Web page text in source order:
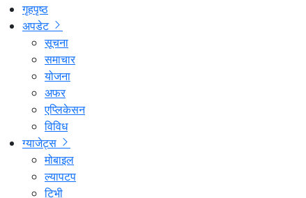
गृहपृष्ठ
अपडेट
सूचना
समाचार
योजना
अफर
एप्लिकेसन
विविध
ग्याजेट्स
मोबाइल
ल्यापटप
टिभी